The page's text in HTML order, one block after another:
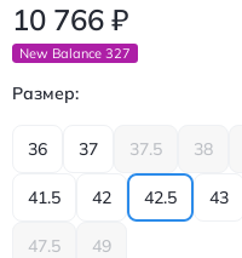
10 766 ₽
New Balance 327
Размер:
36 37 37.5 38
41.5 42 42.5 43
47.5 49